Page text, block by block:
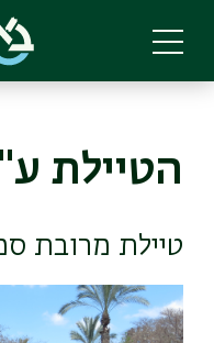
main
הטיילת
טיילת מרובת